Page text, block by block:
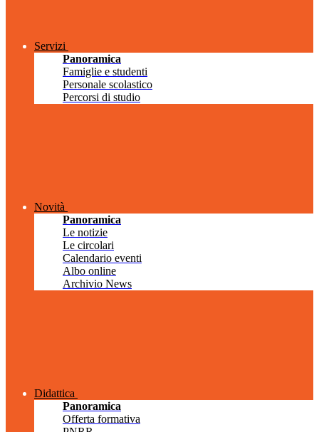
Servizi
Panoramica
Famiglie e studenti
Personale scolastico
Percorsi di studio
Novità
Panoramica
Le notizie
Le circolari
Calendario eventi
Albo online
Archivio News
Didattica
Panoramica
Offerta formativa